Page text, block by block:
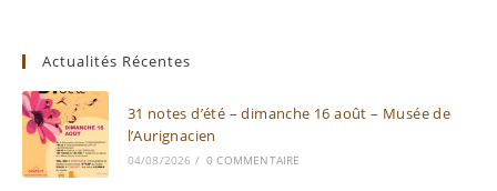
Actualités Récentes
31 notes d’été – dimanche 16 août – Musée de
l’Aurignacien
04/08/2026 / 0 COMMENTAIRE